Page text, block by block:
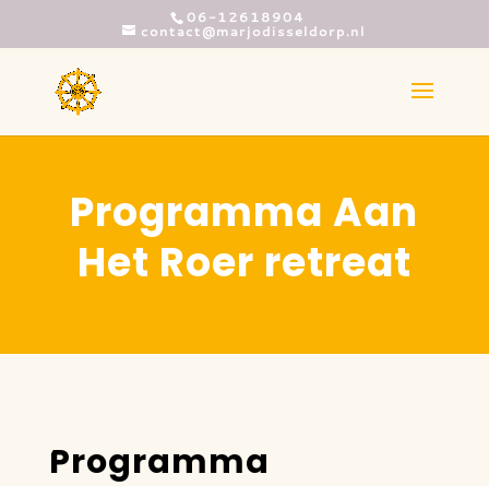
06-12618904
contact@marjodisseldorp.nl
Programma Aan
Het Roer retreat
Programma